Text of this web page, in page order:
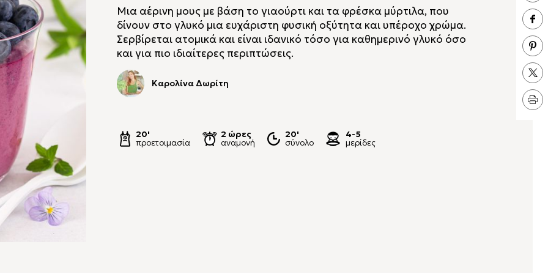
Μια αέρινη μους με βάση το γιαούρτι και τα φρέσκα μύρτιλα, που
δίνουν στο γλυκό μια ευχάριστη φυσική οξύτητα και υπέροχο χρώμα.
Σερβίρεται ατομικά και είναι ιδανικό τόσο για καθημερινό γλυκό όσο
και για πιο ιδιαίτερες περιπτώσεις.
Καρολίνα Δωρίτη
20'
προετοιμασία
2 ώρες
αναμονή
20'
σύνολο
4-5
μερίδες